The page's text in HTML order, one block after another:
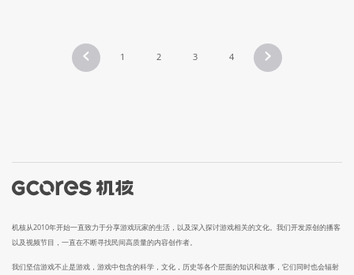
1 2 3 4
机核从2010年开始一直致力于分享游戏玩家的生活，以及深入探讨游戏相关的文化。我们开发原创的播客
以及视频节目，一直在不断寻找民间高质量的内容创作者。
我们坚信游戏不止是游戏，游戏中包含的科学，文化，历史等各个层面的知识和故事，它们同时也会辐射